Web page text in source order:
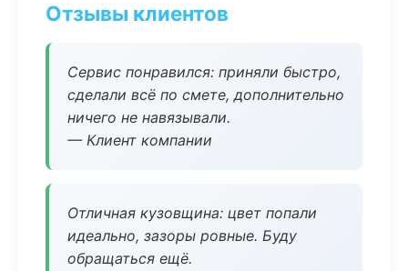
Отзывы клиентов
Сервис понравился: приняли быстро,
сделали всё по смете, дополнительно
ничего не навязывали.
— Клиент компании
Отличная кузовщина: цвет попали
идеально, зазоры ровные. Буду
обращаться ещё.